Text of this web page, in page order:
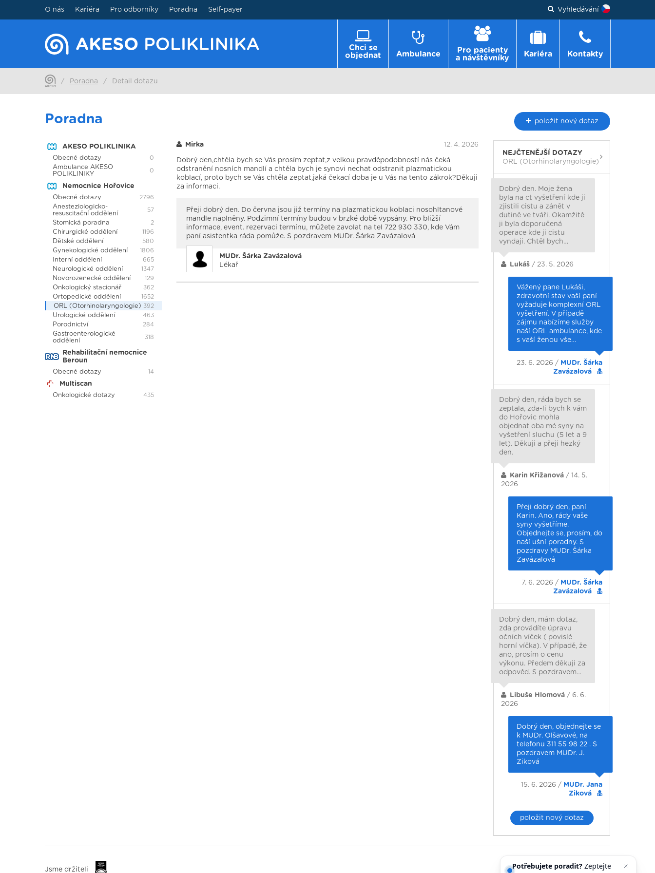
O nás Kariéra Pro odborníky Poradna Self-payer Vyhledávání
Chci se
objednat
Ambulance
Pro pacienty
a návštěvníky
Kariéra Kontakty
/ Poradna / Detail dotazu
Poradna položit nový dotaz
AKESO POLIKLINIKA
Obecné dotazy 0
Ambulance AKESO
POLIKLINIKY
0
Nemocnice Hořovice
Obecné dotazy 2796
Anesteziologicko-
resuscitační oddělení
57
Stomická poradna 2
Chirurgické oddělení 1196
Dětské oddělení 580
Gynekologické oddělení 1806
Interní oddělení 665
Neurologické oddělení 1347
Novorozenecké oddělení 129
Onkologický stacionář 362
Ortopedické oddělení 1652
ORL (Otorhinolaryngologie) 392
Urologické oddělení 463
Porodnictví 284
Gastroenterologické
oddělení
318
Rehabilitační nemocnice
Beroun
Obecné dotazy 14
Multiscan
Onkologické dotazy 435
Mirka 12. 4. 2026
Dobrý den,chtěla bych se Vás prosím zeptat,z velkou pravděpodobností nás čeká
odstranění nosních mandlí a chtěla bych je synovi nechat odstranit plazmatickou
koblací, proto bych se Vás chtěla zeptat,jaká čekací doba je u Vás na tento zákrok?Děkuji
za informaci.
Přeji dobrý den. Do června jsou již termíny na plazmatickou koblaci nosohltanové
mandle naplněny. Podzimní termíny budou v brzké době vypsány. Pro bližší
informace, event. rezervaci termínu, můžete zavolat na tel 722 930 330, kde Vám
paní asistentka ráda pomůže. S pozdravem MUDr. Šárka Zavázalová
MUDr. Šárka Zavázalová
Lékař
NEJČTENĚJŠÍ DOTAZY
ORL (Otorhinolaryngologie)
Dobrý den. Moje žena
byla na ct vyšetření kde ji
zjistili cistu a zánět v
dutině ve tváři. Okamžitě
ji byla doporučená
operace kde ji cistu
vyndaji. Chtěl bych…
Lukáš / 23. 5. 2026
Vážený pane Lukáši,
zdravotní stav vaší paní
vyžaduje komplexní ORL
vyšetření. V případě
zájmu nabízíme služby
naší ORL ambulance, kde
s vaší ženou vše…
23. 6. 2026 / MUDr. Šárka
Zavázalová
Dobrý den, ráda bych se
zeptala, zda-li bych k vám
do Hořovic mohla
objednat oba mé syny na
vyšetření sluchu (5 let a 9
let). Děkuji a přeji hezký
den.
Karin Křižanová / 14. 5.
2026
Přeji dobrý den, paní
Karin. Ano, rády vaše
syny vyšetříme.
Objednejte se, prosím, do
naší ušní poradny. S
pozdravy MUDr. Šárka
Zavázalová
7. 6. 2026 / MUDr. Šárka
Zavázalová
Dobrý den, mám dotaz,
zda provádíte úpravu
očních víček ( povislé
horní víčka). V případě, že
ano, prosím o cenu
výkonu. Předem děkuji za
odpověď. S pozdravem…
Libuše Hlomová / 6. 6.
2026
Dobrý den, objednejte se
k MUDr. Olšavové, na
telefonu 311 55 98 22 . S
pozdravem MUDr. J.
Ziková
15. 6. 2026 / MUDr. Jana
Ziková
položit nový dotaz
Jsme držiteli Potřebujete poradit? Zeptejte